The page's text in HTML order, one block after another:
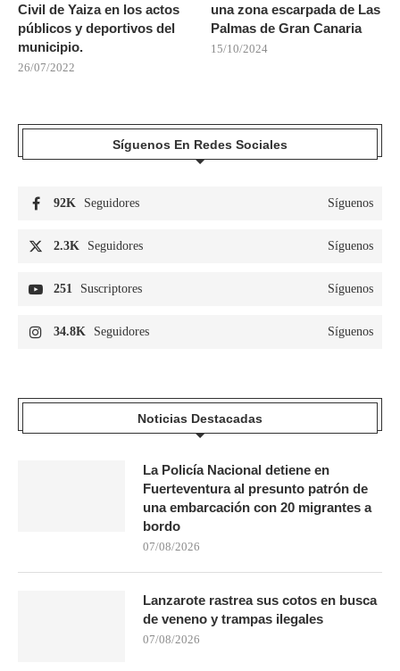
Civil de Yaiza en los actos
públicos y deportivos del
municipio.
26/07/2022
una zona escarpada de Las
Palmas de Gran Canaria
15/10/2024
Síguenos En Redes Sociales
92K Seguidores Síguenos
2.3K Seguidores Síguenos
251 Suscriptores Síguenos
34.8K Seguidores Síguenos
Noticias Destacadas
La Policía Nacional detiene en
Fuerteventura al presunto patrón de
una embarcación con 20 migrantes a
bordo
07/08/2026
Lanzarote rastrea sus cotos en busca
de veneno y trampas ilegales
07/08/2026